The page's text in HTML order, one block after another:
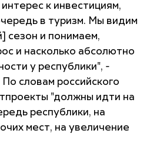
к инвестициям,
в туризм. Мы видим
сезон и понимаем,
и насколько абсолютно
у республики", -
словам российского
"должны идти на
республики, на
мест, на увеличение